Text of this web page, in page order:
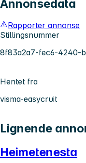
Annonsedata
Rapporter annonse
Stillingsnummer
8f83a2a7-fec6-4240-
Hentet fra
visma-easycruit
Lignende
Heimetenesta